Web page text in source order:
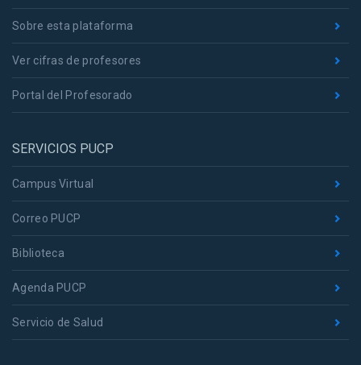
Sobre esta plataforma
Ver cifras de profesores
Portal del Profesorado
SERVICIOS PUCP
Campus Virtual
Correo PUCP
Biblioteca
Agenda PUCP
Servicio de Salud